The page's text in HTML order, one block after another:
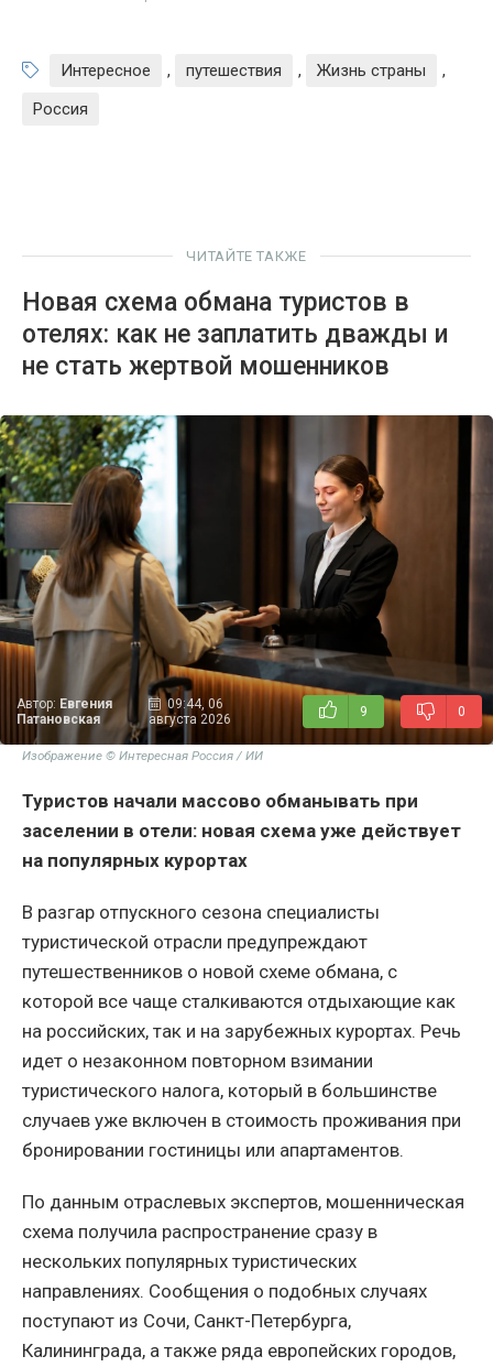
Интересное , путешествия , Жизнь страны
,
Россия
ЧИТАЙТЕ ТАКЖЕ
Новая схема обмана туристов в
отелях: как не заплатить дважды и
не стать жертвой мошенников
Автор: Евгения
Патановская
09:44, 06
августа 2026
9 0
Изображение © Интересная Россия / ИИ
Туристов начали массово обманывать при
заселении в отели: новая схема уже действует
на популярных курортах
В разгар отпускного сезона специалисты
туристической отрасли предупреждают
путешественников о новой схеме обмана, с
которой все чаще сталкиваются отдыхающие как
на российских, так и на зарубежных курортах. Речь
идет о незаконном повторном взимании
туристического налога, который в большинстве
случаев уже включен в стоимость проживания при
бронировании гостиницы или апартаментов.
По данным отраслевых экспертов, мошенническая
схема получила распространение сразу в
нескольких популярных туристических
направлениях. Сообщения о подобных случаях
поступают из Сочи, Санкт-Петербурга,
Калининграда, а также ряда европейских городов,